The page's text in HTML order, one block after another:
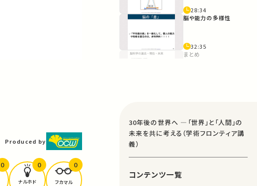
Produced by
0
ナルホド
0
フカマル
0
28:34
脳や能力の多様性
32:35
まとめ
45:54
質疑応答
1:03:07
30年後の世界へ ―「世界」と「人間」の
未来を共に考える（学術フロンティア講
義）
コンテンツ一覧